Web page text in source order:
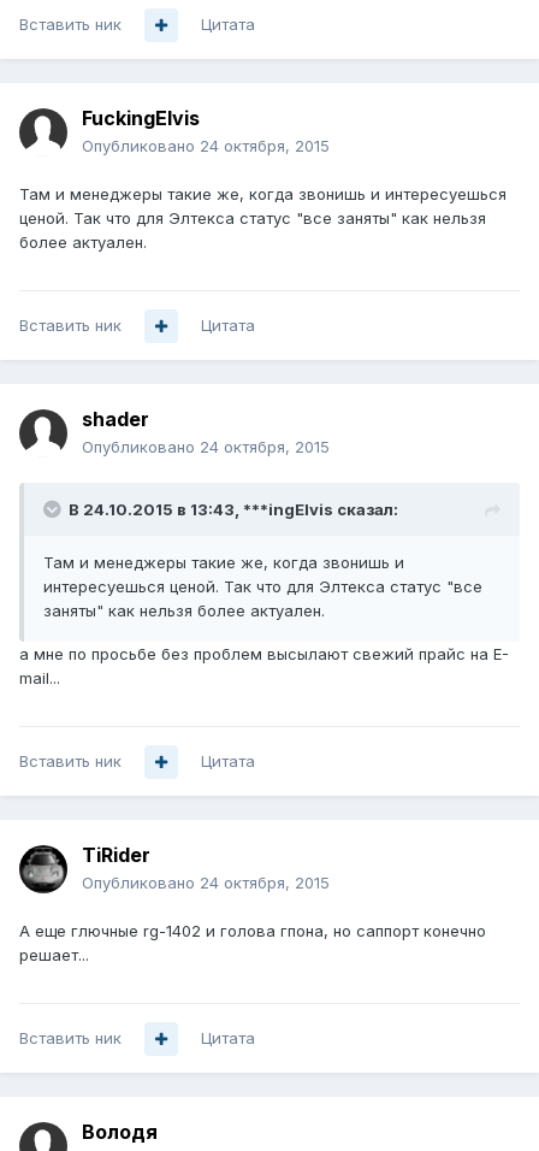
Вставить ник Цитата
FuckingElvis
Опубликовано 24 октября, 2015
Там и менеджеры такие же, когда звонишь и интересуешься
ценой. Так что для Элтекса статус "все заняты" как нельзя
более актуален.
Вставить ник Цитата
shader
Опубликовано 24 октября, 2015
В 24.10.2015 в 13:43, ***ingElvis сказал:
Там и менеджеры такие же, когда звонишь и
интересуешься ценой. Так что для Элтекса статус "все
заняты" как нельзя более актуален.
а мне по просьбе без проблем высылают свежий прайс на E-
mail...
Вставить ник Цитата
TiRider
Опубликовано 24 октября, 2015
А еще глючные rg-1402 и голова гпона, но саппорт конечно
решает...
Вставить ник Цитата
Володя